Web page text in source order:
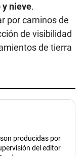
nieve.
por caminos de
de visibilidad
de tierra
producidas por
del editor